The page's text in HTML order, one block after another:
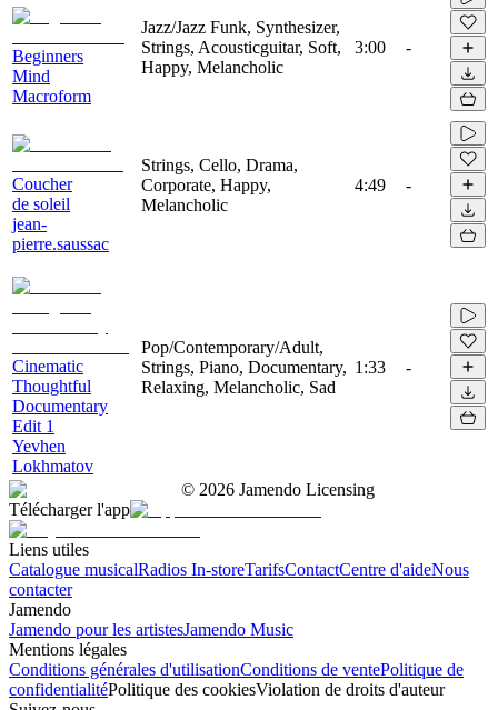
Beginners
Mind
Macroform
Jazz/Jazz Funk, Synthesizer,
Strings, Acousticguitar, Soft,
Happy, Melancholic
3:00 -
Coucher
de soleil
jean-
pierre.saussac
Strings, Cello, Drama,
Corporate, Happy,
Melancholic
4:49 -
Cinematic
Thoughtful
Documentary
Edit 1
Yevhen
Lokhmatov
Pop/Contemporary/Adult,
Strings, Piano, Documentary,
Relaxing, Melancholic, Sad
1:33 -
© 2026 Jamendo Licensing
Télécharger l'app
Liens utiles
Catalogue musicalRadios In-storeTarifsContactCentre d'aideNous
contacter
Jamendo
Jamendo pour les artistesJamendo Music
Mentions légales
Conditions générales d'utilisationConditions de ventePolitique de
confidentialitéPolitique des cookiesViolation de droits d'auteur